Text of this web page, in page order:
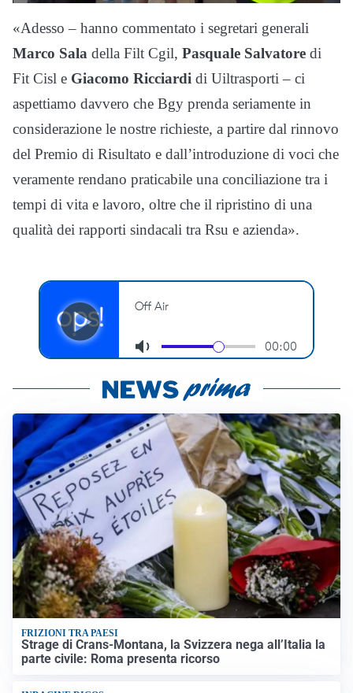
«Adesso – hanno commentato i segretari generali
Marco Sala della Filt Cgil, Pasquale Salvatore di
Fit Cisl e Giacomo Ricciardi di Uiltrasporti – ci
aspettiamo davvero che Bgy prenda seriamente in
considerazione le nostre richieste, a partire dal rinnovo
del Premio di Risultato e dall’introduzione di voci che
veramente rendano praticabile una conciliazione tra i
tempi di vita e lavoro, oltre che il ripristino di una
qualità dei rapporti sindacali tra Rsu e azienda».
FRIZIONI TRA PAESI
Strage di Crans-Montana, la Svizzera nega all’Italia la
parte civile: Roma presenta ricorso